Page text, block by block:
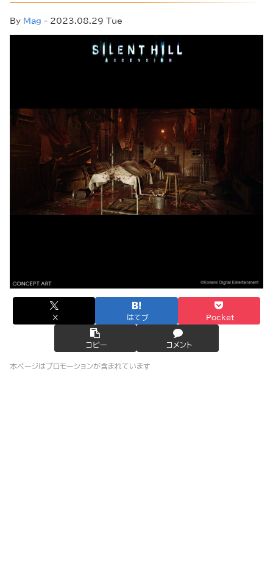
By Mag - 2023.08.29 Tue
X はてブ Pocket
コピー コメント
本ページはプロモーションが含まれています